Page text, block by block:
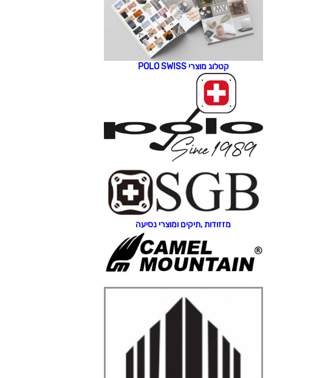
קטלוג מוצרי POLO SWISS
מזזודות ,תיקים ומוצרי נסיעה